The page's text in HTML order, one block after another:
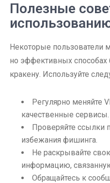
Полезные
Некоторые пользователи
но эффективных способах
кракену. Используйте
Регулярно меняйте
качественные сервисы.
Проверяйте ссылки
избежания фишинга.
Не раскрывайте
информацию,
Обращайтесь к